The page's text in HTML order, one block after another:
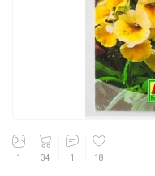
1 34 1 18